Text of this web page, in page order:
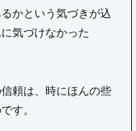
かという気づきが込
気づけなかった
頼は、時にほんの些
す。